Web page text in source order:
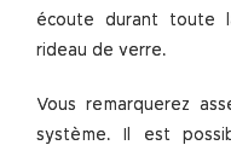
écoute durant toute
rideau de verre.
Vous remarquerez
système. Il est